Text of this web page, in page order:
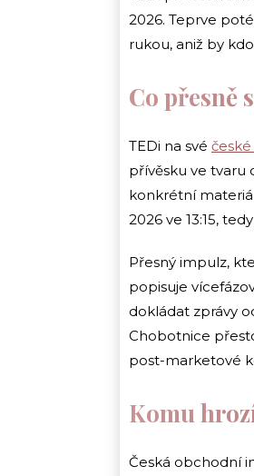
2026. Teprve
rukou, aniž by
Co přesně
TEDi na své
přívěsku ve tvaru
konkrétní
2026 ve 13:15,
Přesný impulz,
popisuje
dokládat zprávy
Chobotnice
post-marketové
Komu
Česká obchodní